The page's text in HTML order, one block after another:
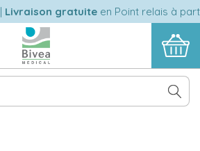
Livraison gratuiteen Point relais à